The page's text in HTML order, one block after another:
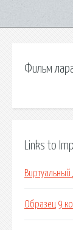
Фильм
Links to
Образец 9